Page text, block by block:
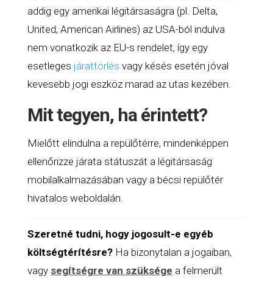
addig egy amerikai légitársaságra (pl. Delta,
United, American Airlines) az USA-ból indulva
nem vonatkozik az EU-s rendelet, így egy
esetleges járattörlés vagy késés esetén jóval
kevesebb jogi eszköz marad az utas kezében.
Mit tegyen, ha érintett?
Mielőtt elindulna a repülőtérre, mindenképpen
ellenőrizze járata státuszát a légitársaság
mobilalkalmazásában vagy a bécsi repülőtér
hivatalos weboldalán.
Szeretné tudni, hogy jogosult-e egyéb
költségtérítésre? Ha bizonytalan a jogaiban,
vagy segítségre van szüksége a felmerült